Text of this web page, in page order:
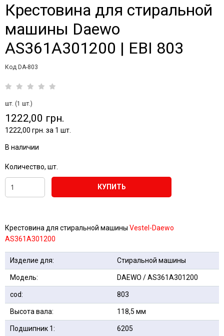
Крестовина для стиральной
машины Daewo
AS361A301200 | EBI 803
Код DA-803
шт. (1 шт.)
1222,00 грн.
1222,00 грн. за 1 шт.
В наличии
Количество, шт.
КУПИТЬ
Крестовина для стиральной машины Vestel-Daewo
AS361A301200
Изделие для: Стиральной машины
Модель: DAEWO / AS361A301200
cod: 803
Высота вала: 118,5 мм
Подшипник 1: 6205